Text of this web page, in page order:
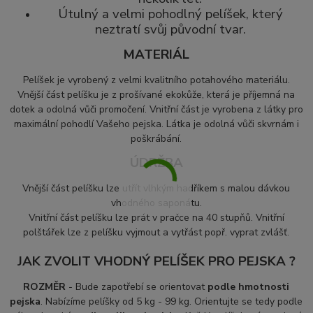
Útulný a velmi pohodlný pelíšek, který
neztratí svůj původní tvar.
MATERIÁL
Pelíšek je vyrobený z velmi kvalitního potahového materiálu.
Vnější část pelíšku je z prošívané ekokůže, která je příjemná na
dotek a odolná vůči promočení. Vnitřní část je vyrobena z látky pro
maximální pohodlí Vašeho pejska. Látka je odolná vůči skvrnám i
poškrábání.
ÚDRŽBA
Vnější část pelíšku lze utřít vlhkým hadříkem s malou dávkou
vhodného saponátu.
Vnitřní část pelíšku lze prát v pračce na 40 stupňů. Vnitřní
polštářek lze z pelíšku vyjmout a vytřást popř. vyprat zvlášť.
JAK ZVOLIT VHODNÝ PELÍŠEK PRO PEJSKA ?
ROZMĚR - Bude zapotřebí se orientovat podle hmotnosti
pejska. Nabízíme pelíšky od 5 kg - 99 kg. Orientujte se tedy podle